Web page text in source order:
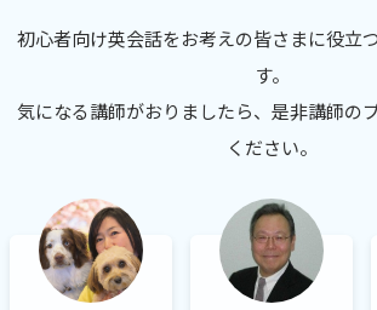
初心者向け英会話をお考えの皆さまに役立
す。
気になる講師がおりましたら、是非講師の
ください。